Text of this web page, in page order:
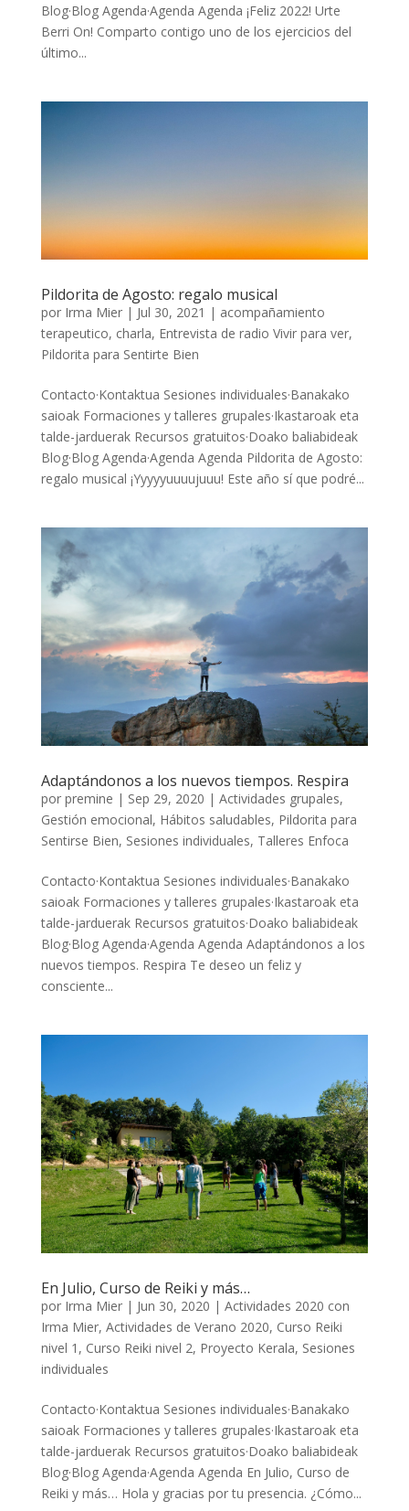
Blog·Blog Agenda·Agenda Agenda ¡Feliz 2022! Urte
Berri On! Comparto contigo uno de los ejercicios del
último...
Pildorita de Agosto: regalo musical
por Irma Mier| Jul 30, 2021 | acompañamiento
terapeutico, charla, Entrevista de radio Vivir para ver,
Pildorita para Sentirte Bien
Contacto·Kontaktua Sesiones individuales·Banakako
saioak Formaciones y talleres grupales·Ikastaroak eta
talde-jarduerak Recursos gratuitos·Doako baliabideak
Blog·Blog Agenda·Agenda Agenda Pildorita de Agosto:
regalo musical ¡Yyyyyuuuujuuu! Este año sí que podré...
Adaptándonos a los nuevos tiempos. Respira
por premine | Sep 29, 2020 | Actividades grupales,
Gestión emocional, Hábitos saludables, Pildorita para
Sentirse Bien, Sesiones individuales, Talleres Enfoca
Contacto·Kontaktua Sesiones individuales·Banakako
saioak Formaciones y talleres grupales·Ikastaroak eta
talde-jarduerak Recursos gratuitos·Doako baliabideak
Blog·Blog Agenda·Agenda Agenda Adaptándonos a los
nuevos tiempos. Respira Te deseo un feliz y
consciente...
En Julio, Curso de Reiki y más…
por Irma Mier| Jun 30, 2020 | Actividades 2020 con
Irma Mier, Actividades de Verano 2020, Curso Reiki
nivel 1 , Curso Reiki nivel 2, Proyecto Kerala, Sesiones
individuales
Contacto·Kontaktua Sesiones individuales·Banakako
saioak Formaciones y talleres grupales·Ikastaroak eta
talde-jarduerak Recursos gratuitos·Doako baliabideak
Blog·Blog Agenda·Agenda Agenda En Julio, Curso de
Reiki y más… Hola y gracias por tu presencia. ¿Cómo...